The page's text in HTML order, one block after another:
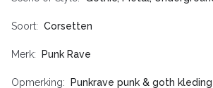
Soort Corsetten
Merk Punk Rave
Opmerking Punkrave punk & goth kleding